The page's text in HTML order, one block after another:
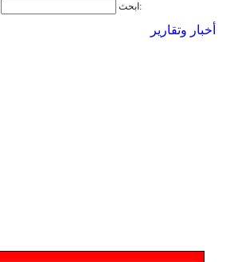
ابحث ابحث عن:
أخبار وتقارير